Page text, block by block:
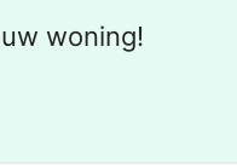
woning!